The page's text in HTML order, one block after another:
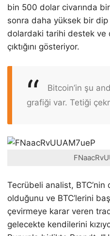
bin 500 dolar civarında
sonra daha yüksek bir
dolardaki tarihi destek ve
çıktığını gösteriyor.
Bitcoin’in şu
grafiği var. Tetiği
Tecrübeli analist, BTC’nin
olduğunu ve BTC’lerini
çevirmeye karar veren
gelecekte kendilerini